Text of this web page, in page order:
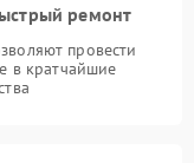
ремонт
провести
в кратчайшие